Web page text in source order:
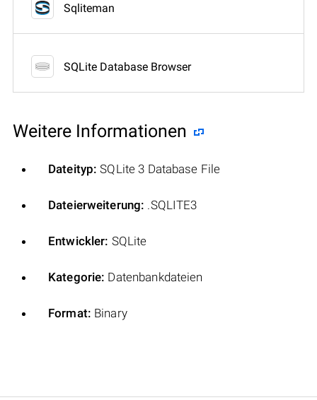
Sqliteman
SQLite Database Browser
Weitere Informationen
Dateityp: SQLite 3 Database File
Dateierweiterung: .SQLITE3
Entwickler: SQLite
Kategorie: Datenbankdateien
Format: Binary